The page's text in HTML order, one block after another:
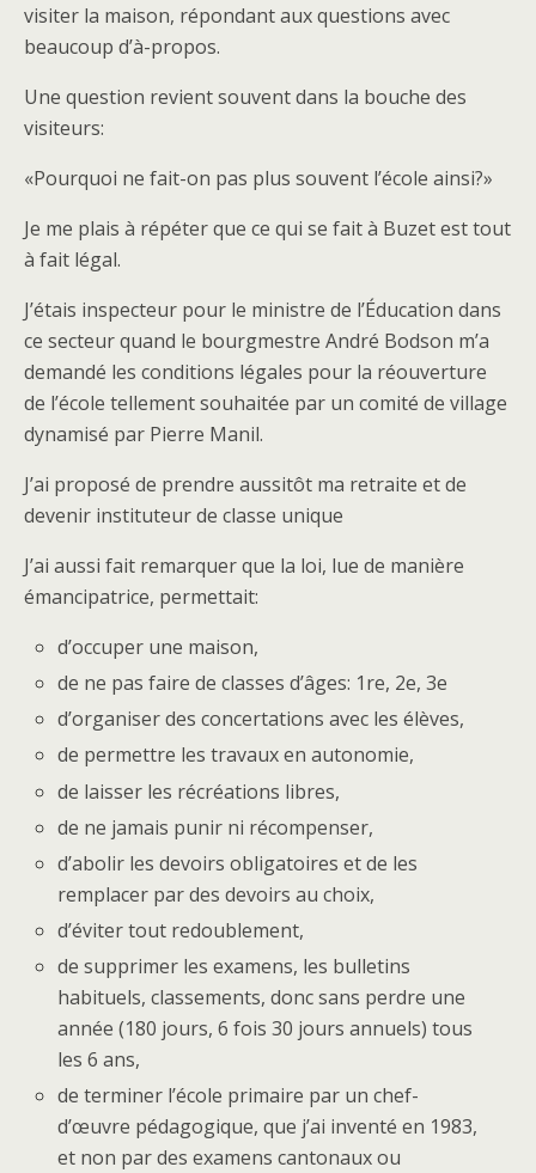
visiter la maison, répondant aux questions avec
beaucoup d’à-propos.
Une question revient souvent dans la bouche des
visiteurs:
«Pourquoi ne fait-on pas plus souvent l’école ainsi?»
Je me plais à répéter que ce qui se fait à Buzet est tout
à fait légal.
J’étais inspecteur pour le ministre de l’Éducation dans
ce secteur quand le bourgmestre André Bodson m’a
demandé les conditions légales pour la réouverture
de l’école tellement souhaitée par un comité de village
dynamisé par Pierre Manil.
J’ai proposé de prendre aussitôt ma retraite et de
devenir instituteur de classe unique
J’ai aussi fait remarquer que la loi, lue de manière
émancipatrice, permettait:
d’occuper une maison,
de ne pas faire de classes d’âges: 1re, 2e, 3e
d’organiser des concertations avec les élèves,
de permettre les travaux en autonomie,
de laisser les récréations libres,
de ne jamais punir ni récompenser,
d’abolir les devoirs obligatoires et de les
remplacer par des devoirs au choix,
d’éviter tout redoublement,
de supprimer les examens, les bulletins
habituels, classements, donc sans perdre une
année (180 jours, 6 fois 30 jours annuels) tous
les 6 ans,
de terminer l’école primaire par un chef-
d’œuvre pédagogique, que j’ai inventé en 1983,
et non par des examens cantonaux ou